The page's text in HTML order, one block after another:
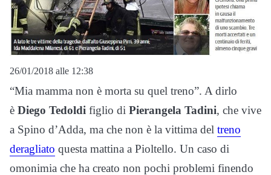
26/01/2018 alle 12:38
“Mia mamma non è morta su quel treno”. A dirlo
è Diego Tedoldi figlio di Pierangela Tadini, che vive
a Spino d’Adda, ma che non è la vittima del treno
deragliato questa mattina a Pioltello. Un caso di
omonimia che ha creato non pochi problemi finendo